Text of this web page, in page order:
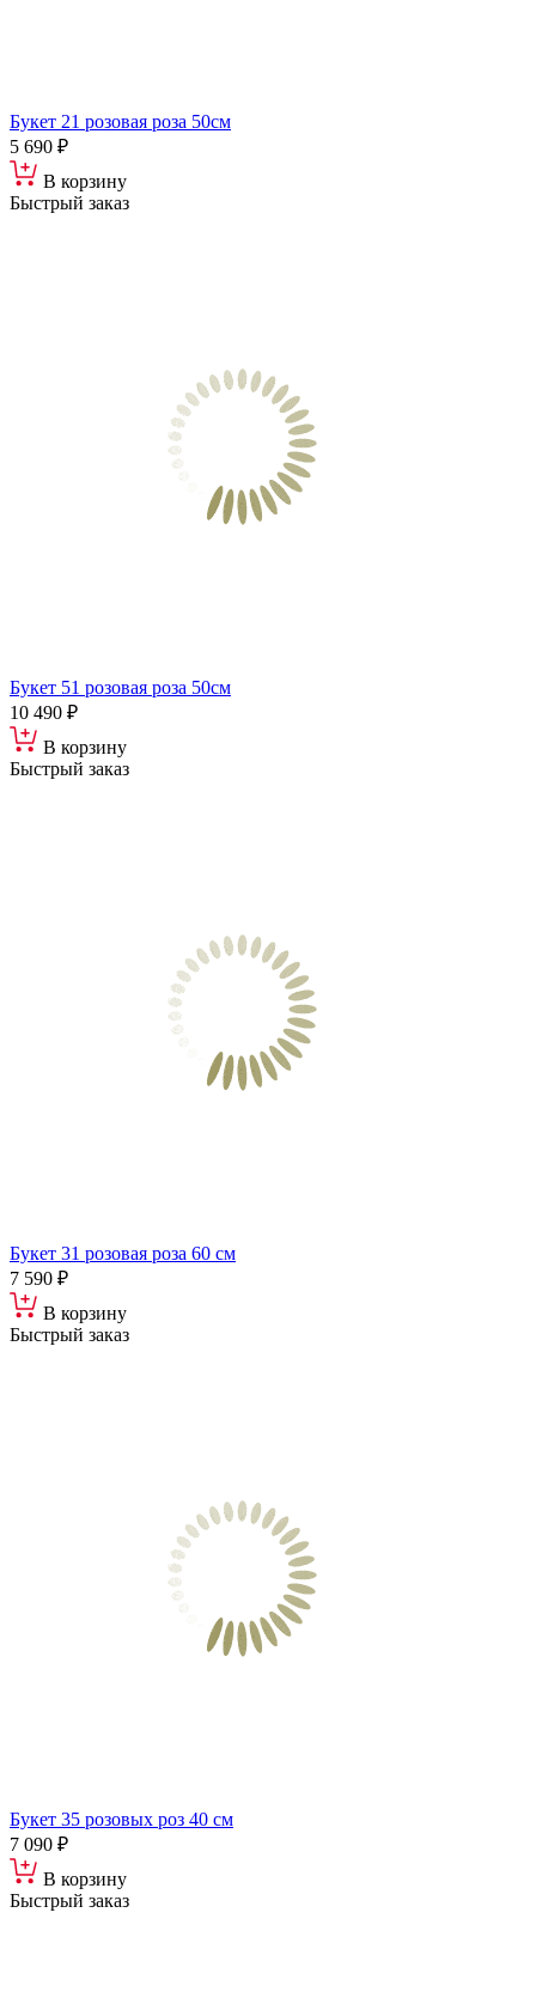
Букет 21 розовая роза 50см
5 690 ₽
В корзину
Быстрый заказ
Букет 51 розовая роза 50см
10 490 ₽
В корзину
Быстрый заказ
Букет 31 розовая роза 60 см
7 590 ₽
В корзину
Быстрый заказ
Букет 35 розовых роз 40 см
7 090 ₽
В корзину
Быстрый заказ